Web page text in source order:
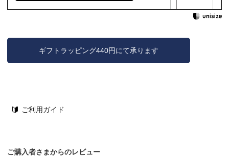
ギフトラッピング440円にて承ります
ご利用ガイド
ご購入者さまからのレビュー